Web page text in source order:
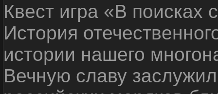
Квест игра «В
История
истории нашего
Вечную славу